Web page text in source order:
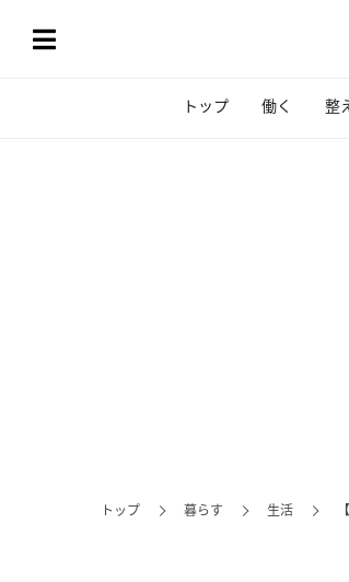
トップ 働く 整
トップ 暮らす 生活